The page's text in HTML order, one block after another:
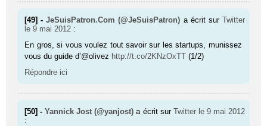
[49] -JeSuisPatron.Com (@JeSuisPatron) a écrit sur Twitter
le 9 mai 2012 :
En gros, si vous voulez tout savoir sur les startups, munissez
vous du guide d’@olivez http://t.co/2KNzOxTT (1/2)
Répondre ici
[50] -Yannick Jost (@yanjost) a écrit sur Twitter le 9 mai 2012
: